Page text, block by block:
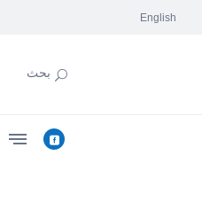
English
بحث